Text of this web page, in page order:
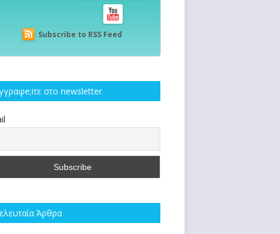
Subscribe to RSS Feed
στο newsletter
Άρθρα